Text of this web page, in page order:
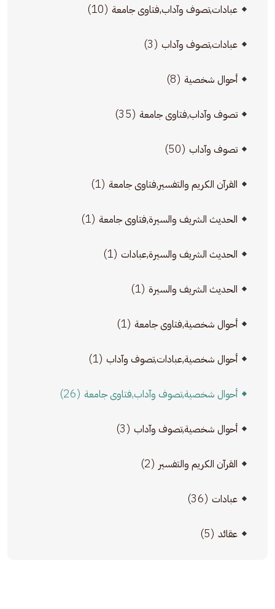
عبادات,تصوف وآداب,فتاوى جامعة (10)
عبادات,تصوف وآداب (3)
أحوال شخصية (8)
تصوف وآداب,فتاوى جامعة (35)
تصوف وآداب (50)
القرآن الكريم والتفسير,فتاوى جامعة (1)
الحديث الشريف والسيرة,فتاوى جامعة (1)
الحديث الشريف والسيرة,عبادات (1)
الحديث الشريف والسيرة (1)
أحوال شخصية,فتاوى جامعة (1)
أحوال شخصية,عبادات,تصوف وآداب (1)
أحوال شخصية,تصوف وآداب,فتاوى جامعة (26)
أحوال شخصية,تصوف وآداب (3)
القرآن الكريم والتفسير (2)
عبادات (36)
عقائد (5)